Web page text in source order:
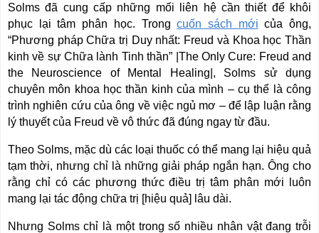
Solms đã cung cấp những mối liên hệ cần thiết để khôi
phục lại tâm phân học. Trongcuốn sách mới của ông,
“Phương pháp Chữa trị Duy nhất: Freud và Khoa học Thần
kinh về sự Chữa lành Tinh thần” |The Only Cure: Freud and
the Neuroscience of Mental Healing|, Solms sử dụng
chuyên môn khoa học thần kinh của mình – cụ thể là công
trình nghiên cứu của ông về việc ngủ mơ – để lập luận rằng
lý thuyết của Freud về vô thức đã đúng ngay từ đầu.
Theo Solms, mặc dù các loại thuốc có thể mang lại hiệu quả
tạm thời, nhưng chỉ là những giải pháp ngắn hạn. Ông cho
rằng chỉ có các phương thức điều trị tâm phân mới luôn
mang lại tác động chữa trị [hiệu quả] lâu dài.
Nhưng Solms chỉ là một trong số nhiều nhân vật đang trỗi